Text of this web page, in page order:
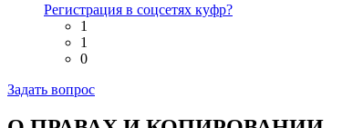
Регистрация в соцсетях куфр?
1
1
0
Задать вопрос